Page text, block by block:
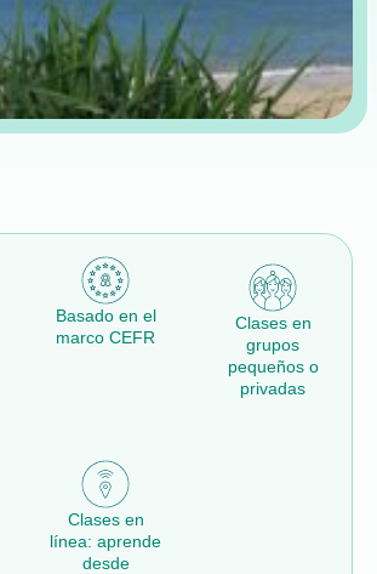
Basado en el
marco CEFR
Clases en
grupos
pequeños o
privadas
Clases en
línea: aprende
desde